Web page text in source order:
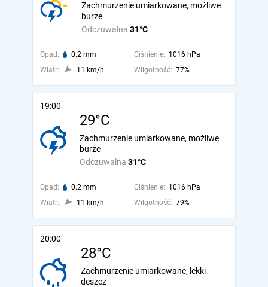
Odczuwalna 31°C
Zachmurzenie umiarkowane, możliwe
burze
Opad: 0.2 mm Ciśnienie: 1016 hPa
Wiatr:
11 km/h Wilgotność: 77%
19:00
29°C
Odczuwalna 31°C
Zachmurzenie umiarkowane, możliwe
burze
Opad: 0.2 mm Ciśnienie: 1016 hPa
Wiatr:
11 km/h Wilgotność: 79%
20:00
28°C
Zachmurzenie umiarkowane, lekki
deszcz